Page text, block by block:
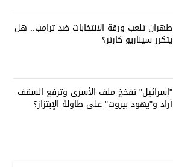
طهران تلعب ورقة الانتخابات ضد ترامب.. هل
يتكرر سيناريو كارتر؟
"إسرائيل" تفخخ ملف الأسرى وترفع السقف
أراد و"يهود بيروت" على طاولة الإبتزاز؟